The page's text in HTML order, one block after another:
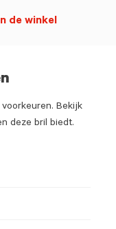
Bekijk
deze bril biedt.
de winkel